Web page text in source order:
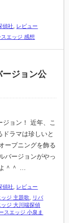
偵社
レビュー
スエッジ 感想
ジョン公
ジョン！ 近年、こ
ラマは珍しいと
ープニングを飾る
バージョンがやっ
＾＾ …
偵社
レビュー
ジ 主題歌
リバ
ッジ 大川端探偵
スエッジ 小泉ま